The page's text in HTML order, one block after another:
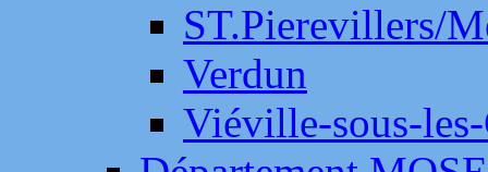
ST.Pierevillers/
Verdun
Viéville-sous-